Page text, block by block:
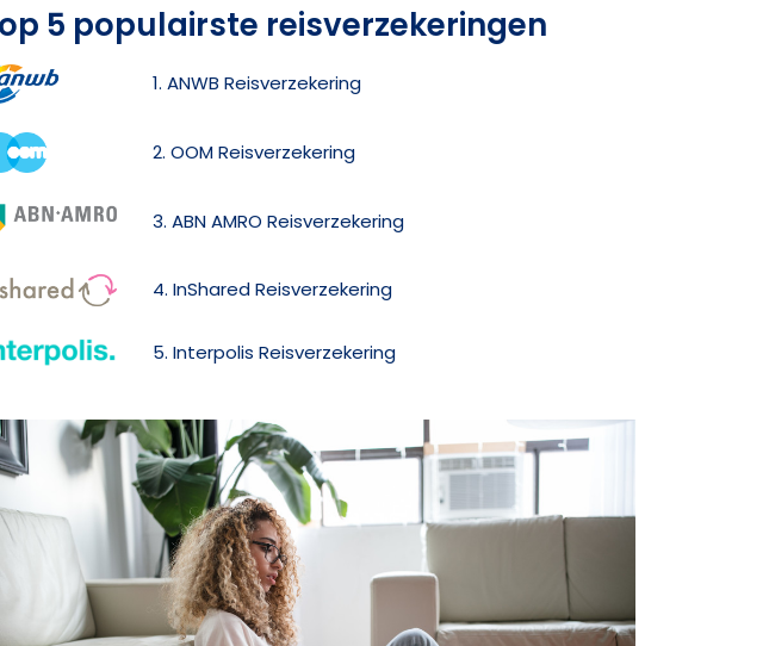
5 populairste reisverzekeringen
1. ANWB Reisverzekering
2. OOM Reisverzekering
3. ABN AMRO Reisverzekering
4. InShared Reisverzekering
5. Interpolis Reisverzekering